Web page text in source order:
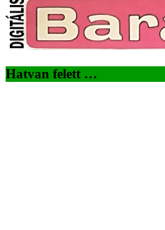
Hatvan felett …